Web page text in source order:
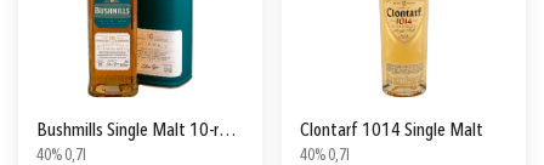
Bushmills Single Malt 10-ročná v Krabici
40% 0,7l
Clontarf 1014 Single Malt
40% 0,7l